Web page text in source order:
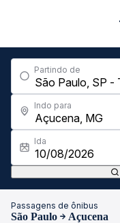
Partindo de
Indo para
Ida
Passagens de ônibus
São Paulo Açucena